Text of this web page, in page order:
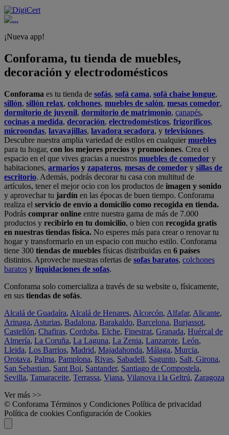
¡Nueva app!
Conforama, tu tienda de muebles,
decoración y electrodomésticos
Conforama es tu tienda de sofás, sofá cama, sofá chaise longue,
sillón, sillón relax, colchones, muebles de salón, mesas comedor,
dormitorio de juvenil, dormitorio de matrimonio, canapés,
cocinas a medida, decoración, electrodomésticos, frigoríficos,
microondas, lavavajillas, lavadora secadora, y televisiones.
Descubre nuestra amplia variedad de estilos en cualquiermuebles
para tu hogar, con los mejores precios y promociones. Crea el
espacio en el que vives gracias a nuestros muebles de comedor y
habitaciones, armarios y zapateros, mesas de comedor y sillas de
escritorio. Además, podrás decorar tu casa con multitud de
artículos, tener el mejor ocio con los productos de imagen y sonido
y aprovechar tu jardín en las épocas de buen tiempo. Conforama
realiza el servicio de envío a domicilio como recogida en tienda.
Podrás comprar online entre nuestra gama de más de 7.000
productos y recibirlo en tu domicilio, o bien con recogida gratis
en nuestras tiendas física. No esperes más para crear o renovar tu
hogar y transformarlo en un espacio con mucho estilo. Conforama
tiene 300 tiendas de muebles físicas distribuidas en 6 países
distintos. Aproveche nuestras ofertas de sofas baratos, colchones
baratos y liquidaciones de sofas.
Conforama solo comercializa a través de su website o, físicamente,
en sus tiendas de sofás.
Alcalá de Guadaíra, Alcalá de Henares, Alcorcón, Alfafar, Alicante,
Arinaga, Asturias, Badalona, Barakaldo, Barcelona, Burjassot,
Castellón, Chafiras, Cordoba, Elche, Finestrat, Granada, Huércal de
Almería, La Coruña, La Laguna, La Zenia, Lanzarote, León,
Lleida, Los Barrios, Madrid, Majadahonda, Málaga, Murcia,
Orotava, Palma, Pamplona, Rivas, Sabadell, Sagunto, Salt, Girona,
San Sebastian, Sant Boi, Santander, Santiago de Compostela,
Sevilla, Tamaraceite, Terrassa, Viana, Vilanova i la Geltrú, Zaragoza
Ver más >>
© Conforama Términos y Condiciones Política de privacidad
Política de cookies Configuración de Cookies